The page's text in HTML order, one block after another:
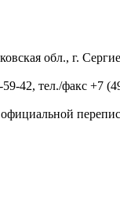
обл., г.
42, тел./факс +7